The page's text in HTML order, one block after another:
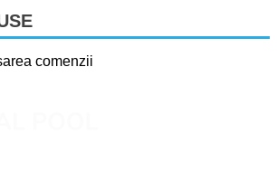
comenzii